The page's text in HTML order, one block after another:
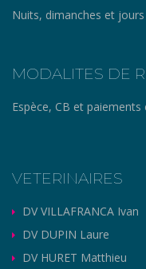
Nuits, dimanches et
MODALITES DE
Espèce, CB et paiements
VETERINAIRES
DV VILLAFRANCA Ivan
DV DUPIN Laure
DV HURET Matthieu